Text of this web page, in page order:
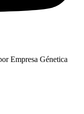
Empresa Génetica